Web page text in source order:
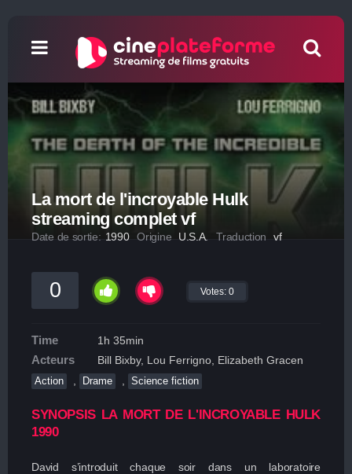
La mort de l'incroyable Hulk
streaming complet vf
Date de sortie: 1990 Origine U.S.A. Traduction vf
0 Votes: 0
Time 1h 35min
Acteurs Bill Bixby, Lou Ferrigno, Elizabeth Gracen
Action Drame Science fiction
SYNOPSIS LA MORT DE L'INCROYABLE HULK
1990
David s’introduit chaque soir dans un laboratoire